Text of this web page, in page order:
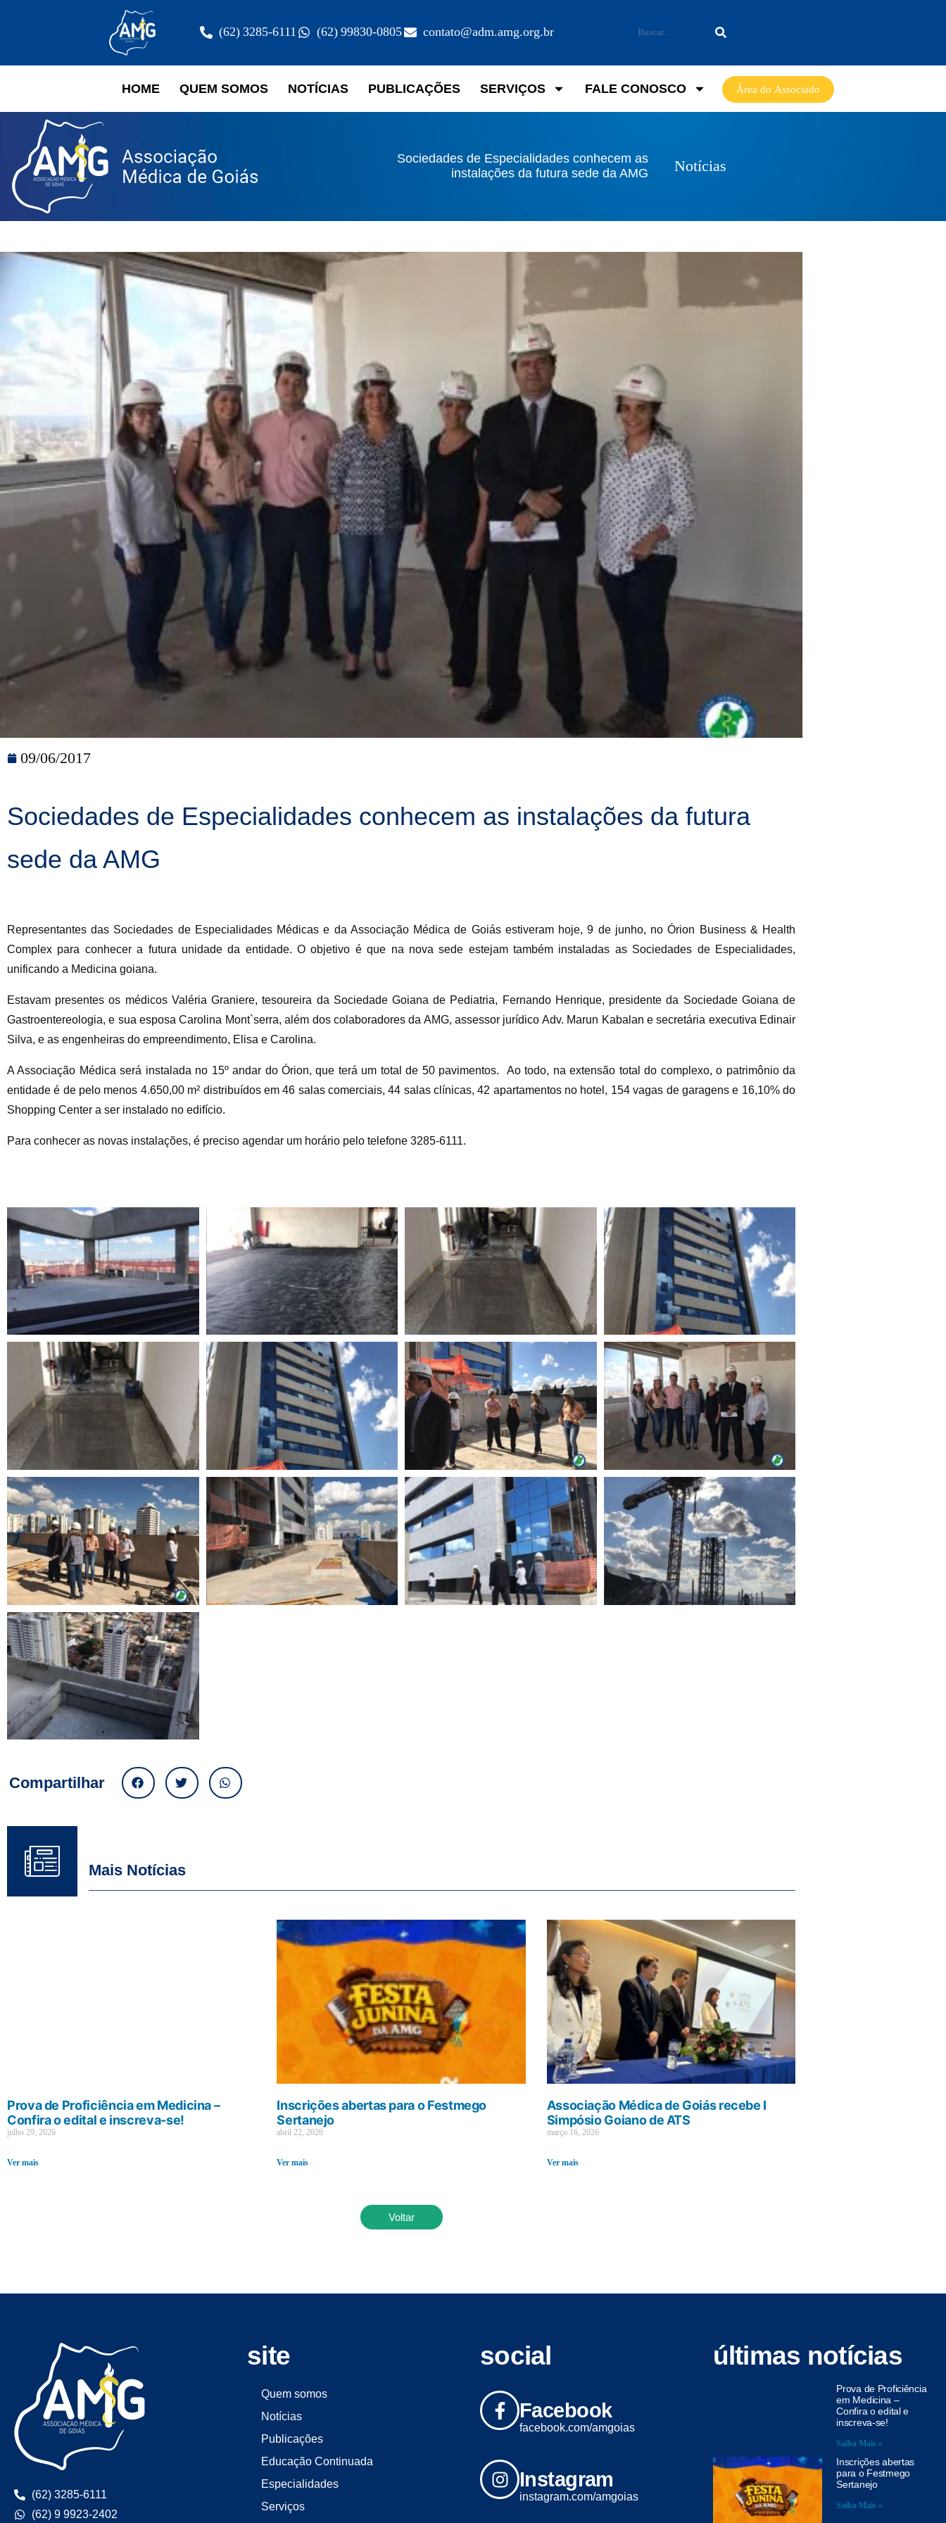
(62) 3285-6111 (62) 99830-0805 contato@adm.amg.org.br
HOME QUEM SOMOS NOTÍCIAS PUBLICAÇÕES SERVIÇOS FALE CONOSCO Área do Associado
Sociedades de Especialidades conhecem as
instalações da futura sede da AMG
Notícias
09/06/2017
Sociedades de Especialidades conhecem as instalações da futura
sede da AMG
Representantes das Sociedades de Especialidades Médicas e da Associação Médica de Goiás estiveram hoje, 9 de junho, no Órion Business & Health
Complex para conhecer a futura unidade da entidade. O objetivo é que na nova sede estejam também instaladas as Sociedades de Especialidades,
unificando a Medicina goiana.
Estavam presentes os médicos Valéria Graniere, tesoureira da Sociedade Goiana de Pediatria, Fernando Henrique, presidente da Sociedade Goiana de
Gastroentereologia, e sua esposa Carolina Mont`serra, além dos colaboradores da AMG, assessor jurídico Adv. Marun Kabalan e secretária executiva Edinair
Silva, e as engenheiras do empreendimento, Elisa e Carolina.
A Associação Médica será instalada no 15º andar do Órion, que terá um total de 50 pavimentos. Ao todo, na extensão total do complexo, o patrimônio da
entidade é de pelo menos 4.650,00 m² distribuídos em 46 salas comerciais, 44 salas clínicas, 42 apartamentos no hotel, 154 vagas de garagens e 16,10% do
Shopping Center a ser instalado no edifício.
Para conhecer as novas instalações, é preciso agendar um horário pelo telefone 3285-6111.
Compartilhar
Mais Notícias
Prova de Proficiência em Medicina –
Confira o edital e inscreva-se!
julho 29, 2026
Ver mais
Inscrições abertas para o Festmego
Sertanejo
abril 22, 2026
Ver mais
Associação Médica de Goiás recebe I
Simpósio Goiano de ATS
março 16, 2026
Ver mais
Voltar
(62) 3285-6111
(62) 9 9923-2402
site
Quem somos
Notícias
Publicações
Educação Continuada
Especialidades
Serviços
social
Facebook
facebook.com/amgoias
Instagram
instagram.com/amgoias
últimas notícias
Prova de Proficiência
em Medicina –
Confira o edital e
inscreva-se!
Saiba Mais »
Inscrições abertas
para o Festmego
Sertanejo
Saiba Mais »